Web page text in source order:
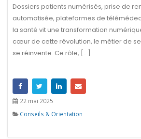
Dossiers patients numérisés, prise de
automatisée, plateformes de
la santé vit une transformation
cœur de cette révolution, le métier de
se réinvente. Ce rôle, [...]
22 mai 2025
Conseils & Orientation